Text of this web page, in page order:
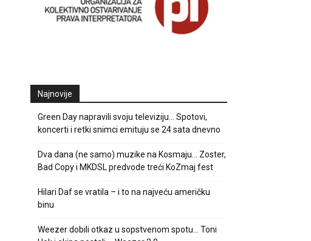
Najnovije
Green Day napravili svoju televiziju… Spotovi,
koncerti i retki snimci emituju se 24 sata dnevno
Dva dana (ne samo) muzike na Kosmaju… Zoster,
Bad Copy i MKDSL predvode treći KoZmaj fest
Hilari Daf se vratila – i to na najveću američku
binu
Weezer dobili otkaz u sopstvenom spotu… Toni